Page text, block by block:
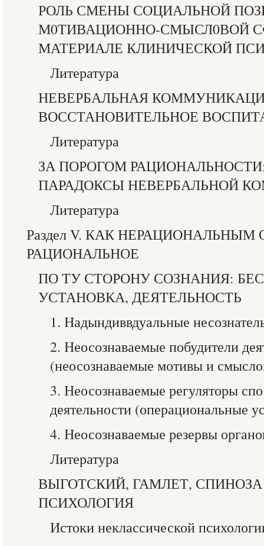
РОЛЬ СМЕНЫ СОЦИАЛЬНОЙ
М0ТИВАЦИОННО-СМЫСЛ0ВОЙ
МАТЕРИАЛЕ КЛИНИЧЕСКОЙ
Литература
НЕВЕРБАЛЬНАЯ
ВОССТАНОВИТЕЛЬНОЕ
Литература
ЗА ПОРОГОМ
ПАРАДОКСЫ НЕВЕРБАЛЬНОЙ
Литература
Раздел V. КАК НЕРАЦИОНАЛЬНЫМ
РАЦИОНАЛЬНОЕ
ПО ТУ СТОРОНУ СОЗНАНИЯ:
УСТАНОВКА, ДЕЯТЕЛЬНОСТЬ
1. Надындиввдуальные
2. Неосознаваемые побудители
(неосознаваемые мотивы и
3. Неосознаваемые регуляторы
деятельности (операциональные
4. Неосознаваемые резервы
Литература
ВЫГОТСКИЙ, ГАМЛЕТ,
ПСИХОЛОГИЯ
Истоки неклассической